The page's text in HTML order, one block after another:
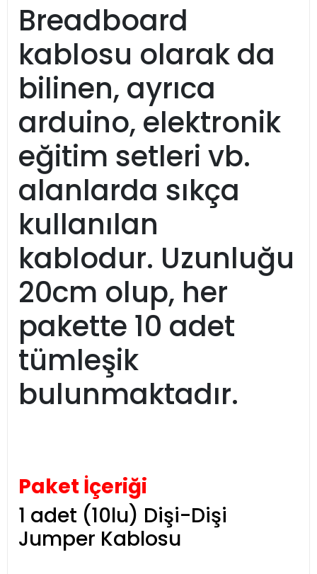
Breadboard
kablosu olarak da
bilinen, ayrıca
arduino, elektronik
eğitim setleri vb.
alanlarda sıkça
kullanılan
kablodur. Uzunluğu
20cm olup, her
pakette 10 adet
tümleşik
bulunmaktadır.
Paket İçeriği
1 adet (10lu) Dişi-Dişi
Jumper Kablosu